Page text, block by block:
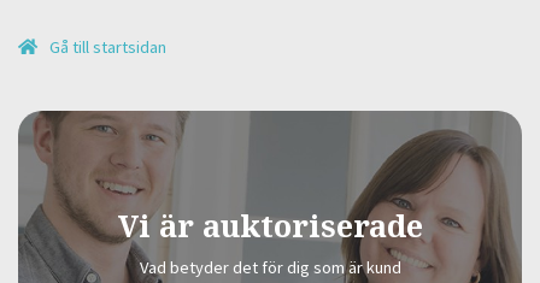
Gå till startsidan
Vi är auktoriserade
Vad betyder det för dig som är kund